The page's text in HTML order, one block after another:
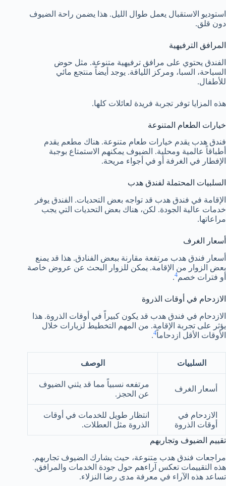
استوديو الاستقبال يعمل طوال الليل. هذا يضمن راحة الضيوف
دون قلق.
المرافق الترفيهية
الفندق يحتوي على مرافق ترفيهية متنوعة. مثل حوض
السباحة، السبا، ومركز اللياقة. يوجد أيضاً منتجع مائي
للأطفال.
هذه المزايا توفر تجربة فريدة لعائلات كلها.
خيارات الطعام المتنوعة
فندق هدب يقدم خيارات طعام متنوعة. هناك مطعم يقدم
أطباقاً عالمية ومحلية. الضيوف يمكنهم الاستمتاع بوجبة
الإفطار في الغرفة أو في أجواء مريحة.
السلبيات المحتملة لفندق هدب
الإقامة في فندق هدب قد تواجه بعض التحديات. الفندق يوفر
خدمات عالية الجودة. لكن، هناك بعض التحديات التي يجب
مراعاتها.
أسعار الغرف
أسعار فندق هدب مرتفعة مقارنة ببعض الفنادق. هذا قد يمنع
بعض الزوار من الإقامة. يمكن للزوار البحث عن عروض خاصة
أو فترات خصم4
.
الازدحام في أوقات الذروة
الازدحام في فندق هدب قد يكون كبيراً في أوقات الذروة. هذا
يؤثر على تجربة الإقامة. من المهم التخطيط لزيارات خلال
الأوقات الأقل ازدحاماً4
.
السلبيات الوصف
أسعار الغرف
مرتفعه نسبياً مما قد يثني الضيوف
عن الحجز.
الازدحام في
أوقات الذروة
انتظار طويل للخدمات في أوقات
الذروة مثل العطلات.
تقييم الضيوف وتجاربهم
مراجعات فندق هدب متنوعة، حيث يشارك الضيوف تجاربهم.
هذه التقييمات تعكس آراءهم حول جودة الخدمات والمرافق.
تساعد هذه الآراء في معرفة مدى رضا النزلاء.